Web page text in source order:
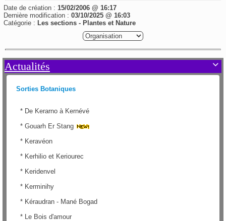
Date de création : 15/02/2006 @ 16:17
Dernière modification : 03/10/2025 @ 16:03
Catégorie : Les sections - Plantes et Nature

Actualités
Sorties Botaniques
* De Kerarno à Kernévé
* Gouarh Er Stang
* Keravéon
* Kerhilio et Keriourec
* Keridenvel
* Kerminihy
* Kéraudran - Mané Bogad
* Le Bois d'amour